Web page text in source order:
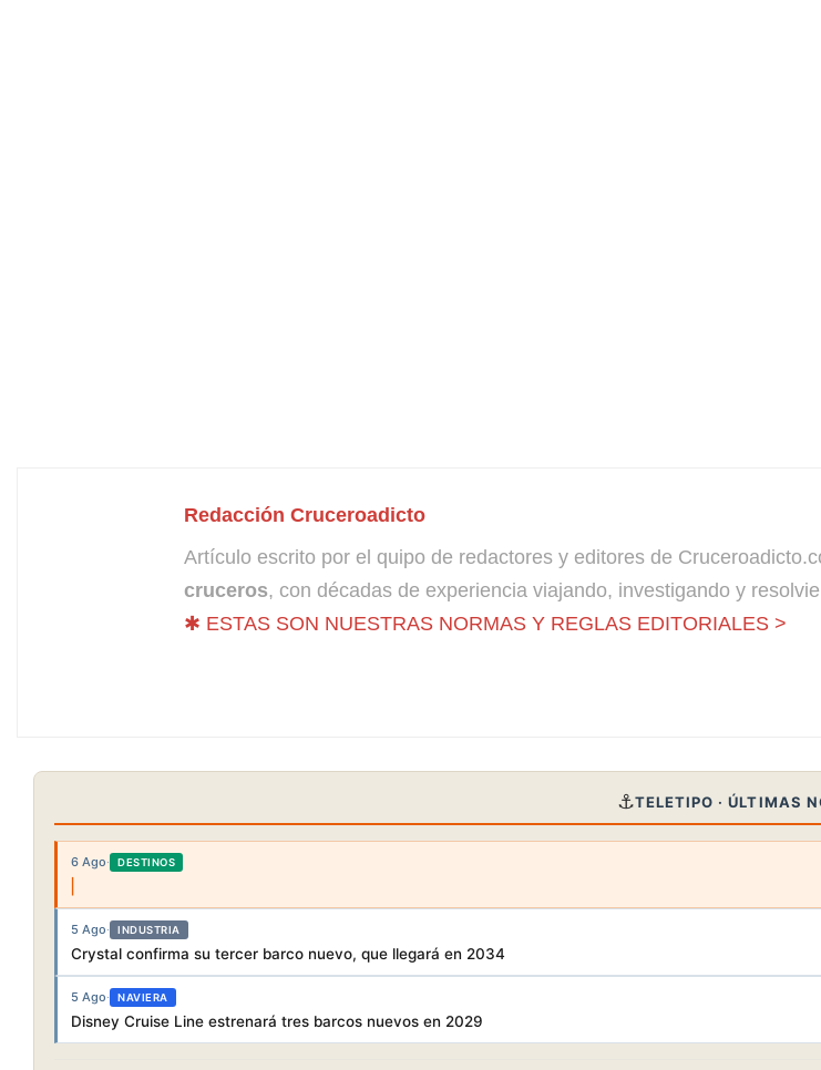
Redacción Cruceroadicto
Artículo escrito por el quipo de redactores y editores de
cruceros, con décadas de experiencia viajando, investigando y
✱ ESTAS SON NUESTRAS NORMAS Y REGLAS EDITORIALES >
⚓TELETIPO · ÚLTIMAS
6 Ago· DESTINOS
5 Ago· INDUSTRIA
Crystal confirma su tercer barco nuevo, que llegará en 2034
5 Ago· NAVIERA
Disney Cruise Line estrenará tres barcos nuevos en 2029